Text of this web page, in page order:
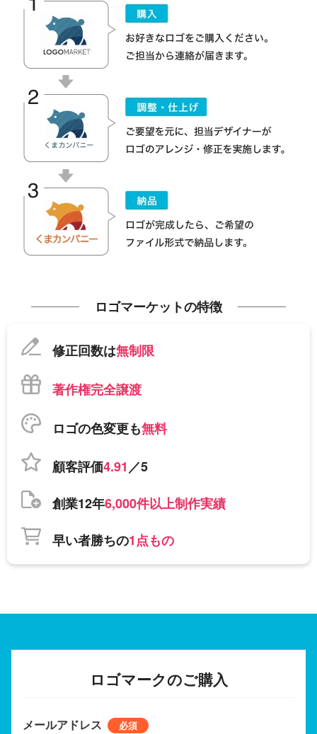
ロゴマーケットの特徴
修正回数は無制限
著作権完全譲渡
ロゴの色変更も無料
顧客評価4.91／5
創業12年6,000件以上制作実績
早い者勝ちの1点もの
ロゴマークのご購入
メールアドレス